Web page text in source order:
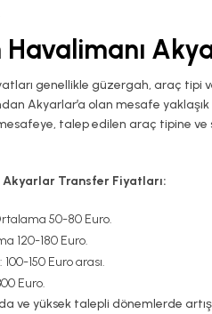
genellikle güzergah, araç tipi
Akyarlar’a olan mesafe
talep edilen araç tipine ve
Transfer Fiyatları:
50-80 Euro.
120-180 Euro.
: 100-150 Euro arası.
Euro.
ve yüksek talepli dönemlerde